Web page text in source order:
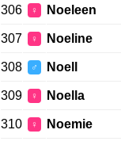
306 ♀ Noeleen
307 ♀ Noeline
308 ♂ Noell
309 ♀ Noella
310 ♀ Noemie